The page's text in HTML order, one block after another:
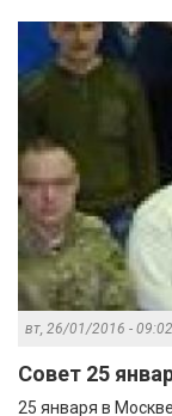
вт, 26/01/2016 - 09:02
Совет 25
25 января в